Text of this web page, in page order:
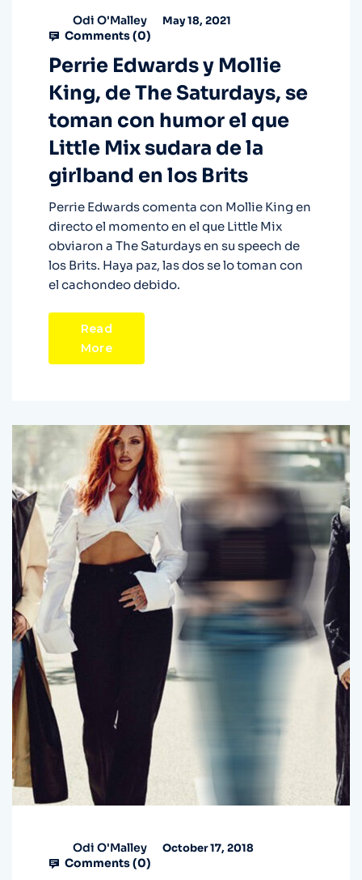
Odi O'Malley May 18, 2021
Comments (0)
Perrie Edwards y Mollie
King, de The Saturdays, se
toman con humor el que
Little Mix sudara de la
girlband en los Brits
Perrie Edwards comenta con Mollie King en
directo el momento en el que Little Mix
obviaron a The Saturdays en su speech de
los Brits. Haya paz, las dos se lo toman con
el cachondeo debido.
Read
More
Odi O'Malley October 17, 2018
Comments (0)